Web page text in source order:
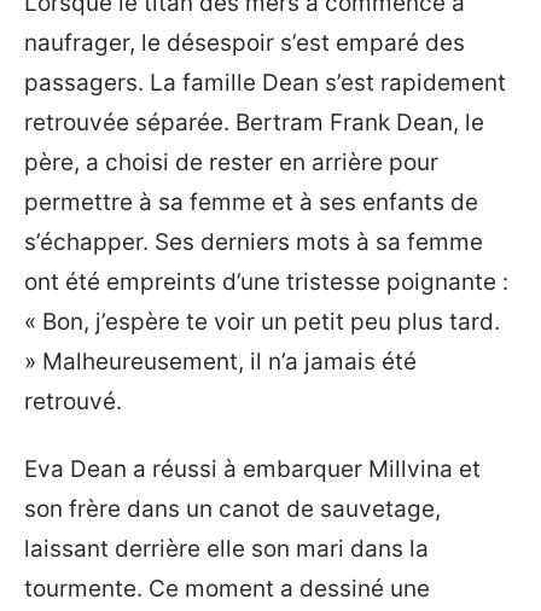
naufrager, le désespoir s’est emparé des
passagers. La famille Dean s’est rapidement
retrouvée séparée. Bertram Frank Dean, le
père, a choisi de rester en arrière pour
permettre à sa femme et à ses enfants de
s’échapper. Ses derniers mots à sa femme
ont été empreints d’une tristesse poignante :
« Bon, j’espère te voir un petit peu plus tard.
» Malheureusement, il n’a jamais été
retrouvé.
Eva Dean a réussi à embarquer Millvina et
son frère dans un canot de sauvetage,
laissant derrière elle son mari dans la
tourmente. Ce moment a dessiné une